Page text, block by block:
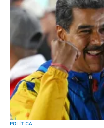
POLÍTICA